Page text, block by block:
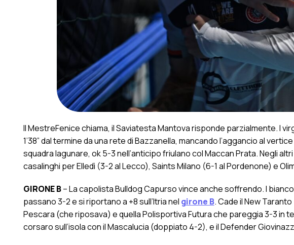
Il MestreFenice chiama, il Saviatesta Mantova risponde parzialmente. I
1’38” dal termine da una rete di Bazzanella, mancando l’aggancio al
squadra lagunare, ok 5-3 nell’anticipo friulano col Maccan Prata. Negli
casalinghi per Elledì (3-2 al Lecco), Saints Milano (6-1 al Pordenone) e
GIRONE B– La capolista Bulldog Capurso vince anche soffrendo. I
passano 3-2 e si riportano a +8 sull’Itria nel girone B. Cade il New
Pescara (che riposava) e quella Polisportiva Futura che pareggia 3-3 in
corsaro sull’isola con il Mascalucia (doppiato 4-2), e il Defender